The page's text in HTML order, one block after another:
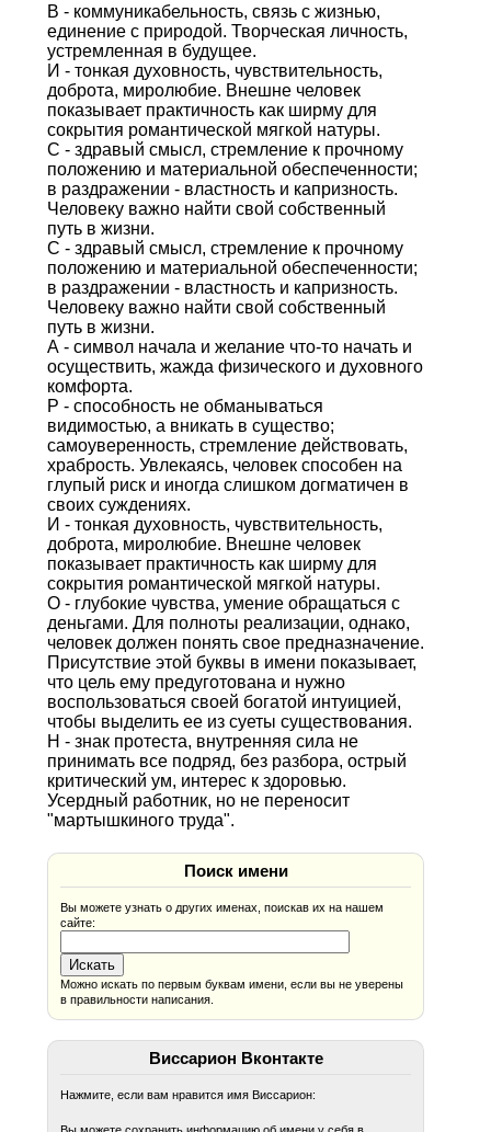
В - коммуникабельность, связь с жизнью,
единение с природой. Творческая личность,
устремленная в будущее.
И - тонкая духовность, чувствительность,
доброта, миролюбие. Внешне человек
показывает практичность как ширму для
сокрытия романтической мягкой натуры.
С - здравый смысл, стремление к прочному
положению и материальной обеспеченности;
в раздражении - властность и капризность.
Человеку важно найти свой собственный
путь в жизни.
С - здравый смысл, стремление к прочному
положению и материальной обеспеченности;
в раздражении - властность и капризность.
Человеку важно найти свой собственный
путь в жизни.
А - символ начала и желание что-то начать и
осуществить, жажда физического и духовного
комфорта.
Р - способность не обманываться
видимостью, а вникать в существо;
самоуверенность, стремление действовать,
храбрость. Увлекаясь, человек способен на
глупый риск и иногда слишком догматичен в
своих суждениях.
И - тонкая духовность, чувствительность,
доброта, миролюбие. Внешне человек
показывает практичность как ширму для
сокрытия романтической мягкой натуры.
О - глубокие чувства, умение обращаться с
деньгами. Для полноты реализации, однако,
человек должен понять свое предназначение.
Присутствие этой буквы в имени показывает,
что цель ему предуготована и нужно
воспользоваться своей богатой интуицией,
чтобы выделить ее из суеты существования.
Н - знак протеста, внутренняя сила не
принимать все подряд, без разбора, острый
критический ум, интерес к здоровью.
Усердный работник, но не переносит
"мартышкиного труда".
Поиск имени
Вы можете узнать о других именах, поискав их на нашем
сайте:
Можно искать по первым буквам имени, если вы не уверены
в правильности написания.
Виссарион Вконтакте
Нажмите, если вам нравится имя Виссарион: